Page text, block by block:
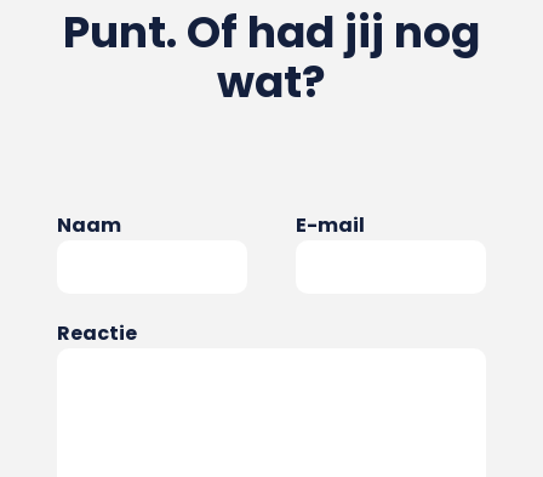
Punt. Of had jij nog
wat?
Naam E-mail
Reactie